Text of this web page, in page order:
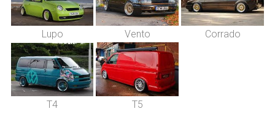
Lupo Vento Corrado
T4 T5